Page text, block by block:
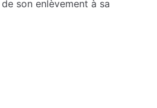
son enlèvement à sa